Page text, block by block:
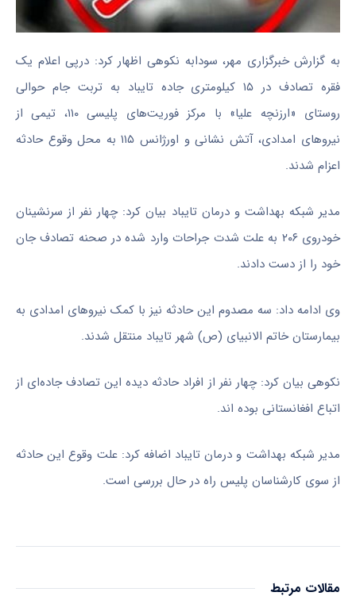
به گزارش خبرگزاری مهر، سودابه نکوهی اظهار کرد: درپیاعلام یک
فقره تصادف در ۱۵ کیلومتری جاده تایباد به تربت جام حوالی
روستای «ارزنچه علیا
» با مرکز فوریت‌های پلیسی ۱۱۰، تیمی از
نیروهای امدادی، آتش نشانی و اورژانس ۱۱۵ به محل وقوع حادثه
اعزام شدند.
مدیر شبکه بهداشت و درمان تایباد بیان کرد: چهار نفر از سرنشینان
خودروی ۲۰۶ به علت شدت جراحات وارد شده در صحنه تصادف جان
خود را از دست دادند.
وی ادامه داد: سه مصدوم این حادثه نیز با کمک نیروهای امدادی به
بیمارستان خاتم الانبیای (ص) شهر تایباد منتقل شدند.
نکوهی بیان کرد: چهار نفر از افراد حادثه دیده این تصادف جاده‌ای از
اتباع افغانستانی بوده اند.
مدیر شبکه بهداشت و درمان تایباد اضافه کرد: علت وقوع این حادثه
از سوی کارشناسان پلیس راه در حال بررسی است.
مقالات مرتبط